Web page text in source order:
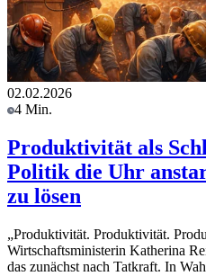
02.02.2026
4 Min.
Produktivität als
Politik die Uhr
zu lösen
„Produktivität. Produktivität.
Wirtschaftsministerin Katherina
das zunächst nach Tatkraft. In